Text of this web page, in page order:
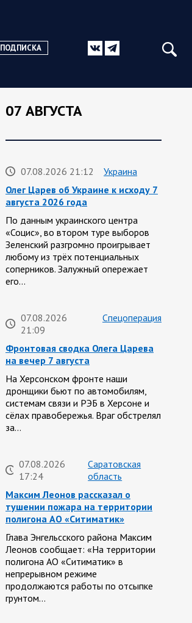
ПОДПИСКА
07 АВГУСТА
07.08.2026 21:12
Украина
Олег Царев об Украине к исходу 7
августа 2026 года
По данным украинского центра
«Социс», во втором туре выборов
Зеленский разгромно проигрывает
любому из трёх потенциальных
соперников. Залужный опережает
его…
07.08.2026
21:09
Спецоперация
Фронтовая сводка Олега Царева
на вечер 7 августа
На Херсонском фронте наши
дронщики бьют по автомобилям,
системам связи и РЭБ в Херсоне и
сёлах правобережья. Враг обстрелял
за…
07.08.2026
17:24
Саратовская
область
Максим Леонов рассказал о
тушении пожара на территории
полигона АО «Ситиматик»
Глава Энгельсского района Максим
Леонов сообщает: «На территории
полигона АО «Ситиматик» в
непрерывном режиме
продолжаются работы по отсыпке
грунтом…